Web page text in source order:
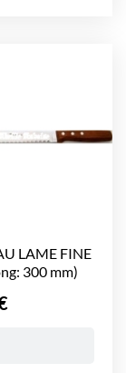
LAME FINE
300 mm)